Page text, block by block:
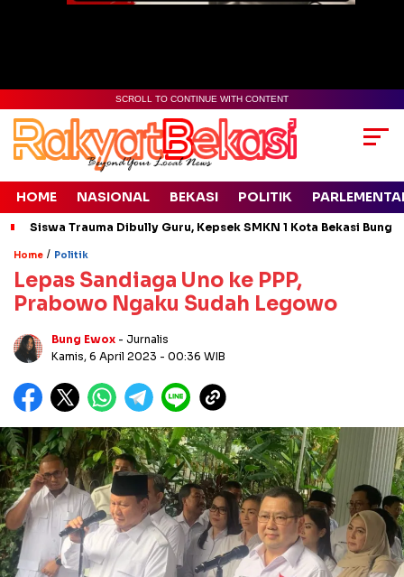
SCROLL TO CONTINUE WITH CONTENT
HOME NASIONAL BEKASI POLITIK
Siswa Trauma Dibully Guru, Kepsek SMKN 1 Kota Bekasi
Home / Politik
Lepas Sandiaga Uno ke PPP,
Prabowo Ngaku Sudah Legowo
Bung Ewox - Jurnalis
Kamis, 6 April 2023 - 00:36 WIB